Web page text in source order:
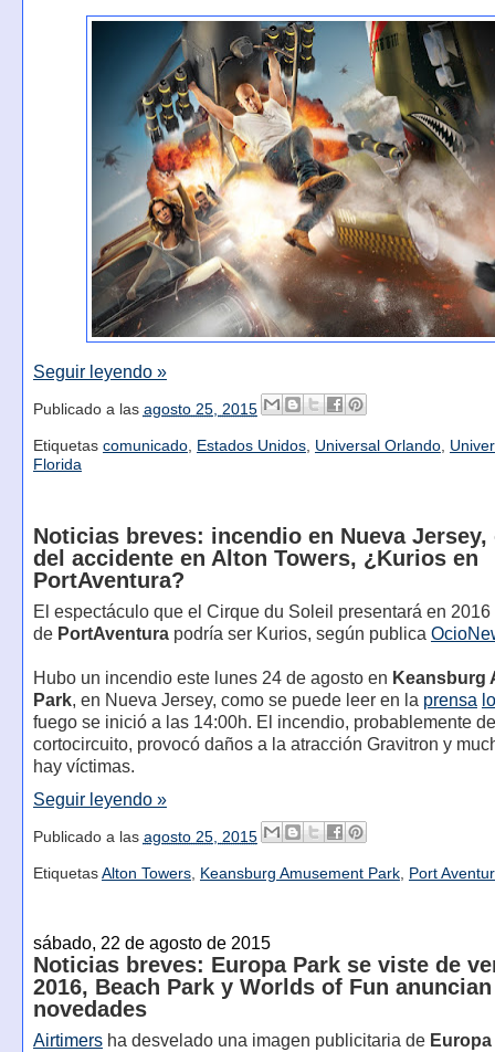
Seguir leyendo »
Publicado a las agosto 25, 2015
Etiquetas comunicado, Estados Unidos, Universal Orlando,
Florida
Noticias breves: incendio en Nueva Jersey,
del accidente en Alton Towers, ¿Kurios en
PortAventura?
El espectáculo que el Cirque du Soleil presentará en 2016
de PortAventurapodría ser Kurios, según publica
Hubo un incendio este lunes 24 de agosto en Keansburg
Park, en Nueva Jersey, como se puede leer en la prensa
fuego se inició a las 14:00h. El incendio, probablemente
cortocircuito, provocó daños a la atracción Gravitron y
hay víctimas.
Seguir leyendo »
Publicado a las agosto 25, 2015
Etiquetas Alton Towers, Keansburg Amusement Park, Port
sábado, 22 de agosto de 2015
Noticias breves: Europa Park se viste de
2016, Beach Park y Worlds of Fun anuncian
novedades
Airtimersha desvelado una imagen publicitaria de